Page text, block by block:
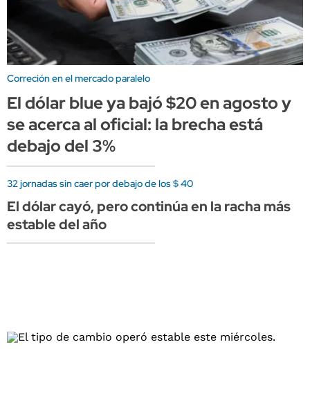
Correción en el mercado paralelo
El dólar blue ya bajó $20 en agosto y
se acerca al oficial: la brecha está
debajo del 3%
32 jornadas sin caer por debajo de los $ 40
El dólar cayó, pero continúa en la racha más
estable del año